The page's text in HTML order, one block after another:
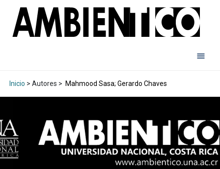
Inicio > Autores > Mahmood Sasa; Gerardo Chaves